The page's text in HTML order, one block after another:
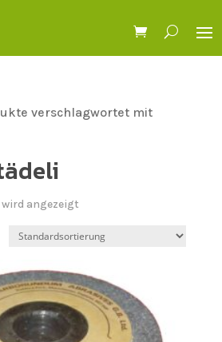
verschlagwortet mit
angezeigt